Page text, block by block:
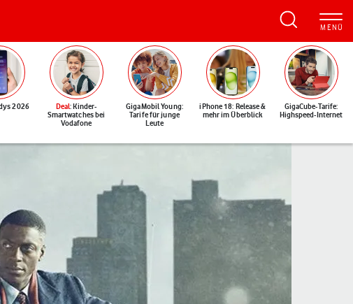
2026 Deal: Kinder-
Smartwatches bei
Vodafone
GigaMobil Young:
Tarife für junge
Leute
iPhone 18: Release &
mehr im Überblick
GigaCube-Tarife:
Highspeed-Internet